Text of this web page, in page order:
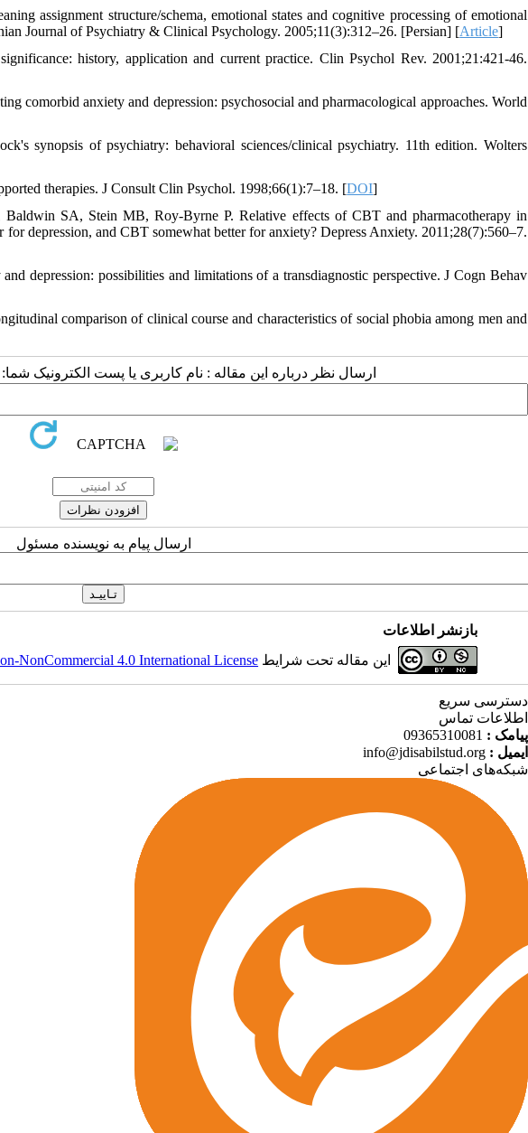
assignment structure/schema, emotional states and cognitive processing of emotional
Journal of Psychiatry & Clinical Psychology. 2005;11(3):312–26. [Persian] [Article]
history, application and current practice. Clin Psychol Rev. 2001;21:421-46.
comorbid anxiety and depression: psychosocial and pharmacological approaches. World
synopsis of psychiatry: behavioral sciences/clinical psychiatry. 11th edition. Wolters
therapies. J Consult Clin Psychol. 1998;66(1):7–18. [DOI]
SA, Stein MB, Roy-Byrne P. Relative effects of CBT and pharmacotherapy in
for depression, and CBT somewhat better for anxiety? Depress Anxiety. 2011;28(7):560–7.
depression: possibilities and limitations of a transdiagnostic perspective. J Cogn Behav
comparison of clinical course and characteristics of social phobia among men and
ارسال نظر درباره این مقاله : نام کاربری یا پست الکترونیک شما:
ارسال پیام به نویسنده مسئول
بازنشر اطلاعات
این مقاله تحت شرایط NonCommercial 4.0 International License
دسترسی سریع
اطلاعات تماس
پیامک : 09365310081
ایمیل : info@jdisabilstud.org
شبکه‌های اجتماعی